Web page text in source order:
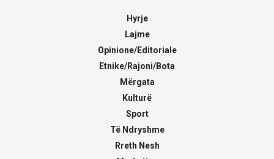
Hyrje
Lajme
Opinione/Editoriale
Etnike/Rajoni/Bota
Mërgata
Kulturë
Sport
Të Ndryshme
Rreth Nesh